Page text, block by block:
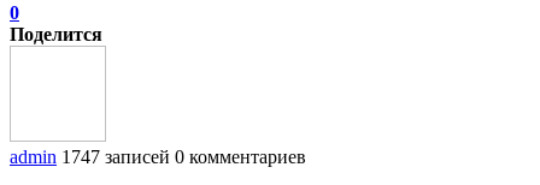
0
Поделится
admin 1747 записей 0 комментариев